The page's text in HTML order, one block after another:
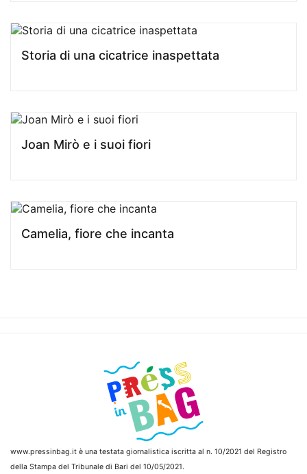
Storia di una cicatrice inaspettata
Joan Mirò e i suoi fiori
Camelia, fiore che incanta
www.pressinbag.it è una testata giornalistica iscritta al n. 10/2021 del Registro
della Stampa del Tribunale di Bari del 10/05/2021.